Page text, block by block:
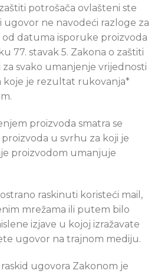
potrošača ovlašteni ste
ne navodeći razloge za
datuma isporuke proizvoda
77. stavak 5. Zakona o zaštiti
svako umanjenje vrijednosti
koje je rezultat rukovanja*
proizvoda smatra se
u svrhu za koji je
proizvodom umanjuje
raskinuti koristeći mail,
mrežama ili putem bilo
izjave u kojoj izražavate
ugovor na trajnom mediju.
ugovora Zakonom je